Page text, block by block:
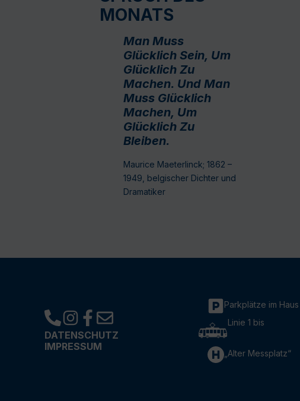
MONATS
Man Muss
Glücklich Sein, Um
Glücklich Zu
Machen. Und Man
Muss Glücklich
Machen, Um
Glücklich Zu
Bleiben.
Maurice Maeterlinck; 1862 –
1949, belgischer Dichter und
Dramatiker
DATENSCHUTZ
IMPRESSUM
Parkplätze im Haus
Linie 1 bis
„Alter Messplatz“